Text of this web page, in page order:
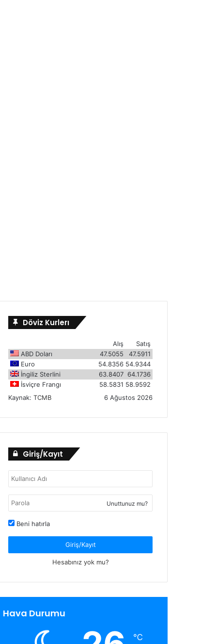
Döviz Kurlerı
Satış
Alış
ABD Doları
47.5911
47.5055
Euro
54.9344
54.8356
İngiliz Sterlini
64.1736
63.8407
İsviçre Frangı
58.9592
58.5831
Kaynak:TCMB 6 Ağustos 2026
Giriş/Kayıt
Unuttunuz mu?
Beni hatırla
Giriş/Kayıt
Hesabınız yok mu?
Hava Durumu
℃